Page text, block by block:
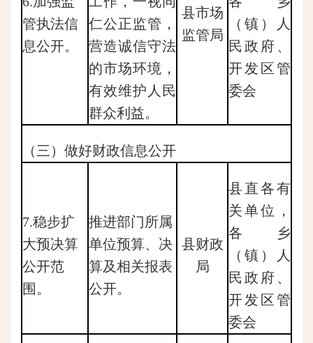
管执法信
息公开。
仁公正监管，
营造诚信守法
的市场环境，
有效维护人民
群众利益。
县市场
监管局
（镇）人
民政府、
开发区管
委会
（三）做好财政信息公开
7.稳步扩
大预决算
公开范
围。
推进部门所属
单位预算、决
算及相关报表
公开。
县财政
局
县直各有
关单位，
各乡
（镇）人
民政府、
开发区管
委会